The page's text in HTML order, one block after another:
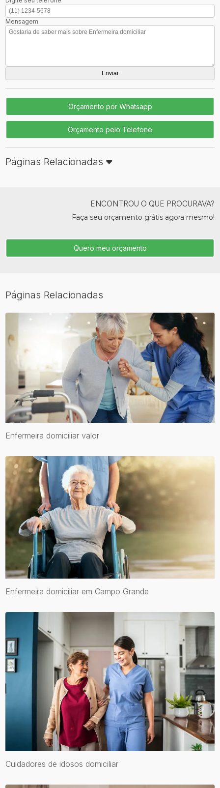
Mensagem
Orçamento por Whatsapp
Orçamento pelo Telefone
Páginas Relacionadas
ENCONTROU O QUE PROCURAVA?
Faça seu orçamento grátis agora mesmo!
Quero meu orçamento
Páginas Relacionadas
Enfermeira domiciliar valor
Enfermeira domiciliar em Campo Grande
Cuidadores de idosos domiciliar